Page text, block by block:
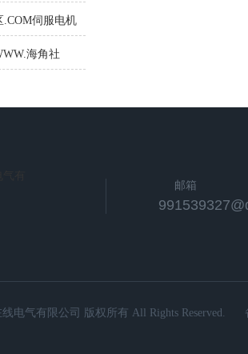
么办？
.COM伺服电机
现？海角社
邮箱
电气有限公司 版权所有 All Rights Reserved.